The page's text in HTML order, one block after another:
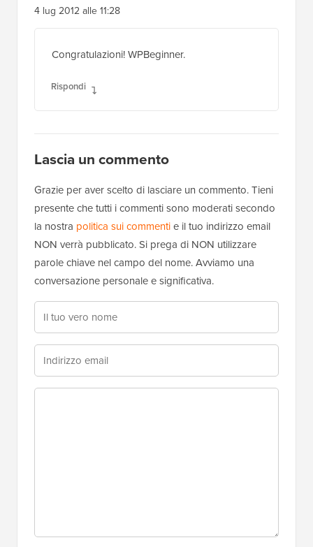
4 lug 2012 alle 11:28
Congratulazioni! WPBeginner.
Rispondi
Lascia un commento
Grazie per aver scelto di lasciare un commento. Tieni
presente che tutti i commenti sono moderati secondo
la nostra politica sui commentie il tuo indirizzo email
NON verrà pubblicato. Si prega di NON utilizzare
parole chiave nel campo del nome. Avviamo una
conversazione personale e significativa.